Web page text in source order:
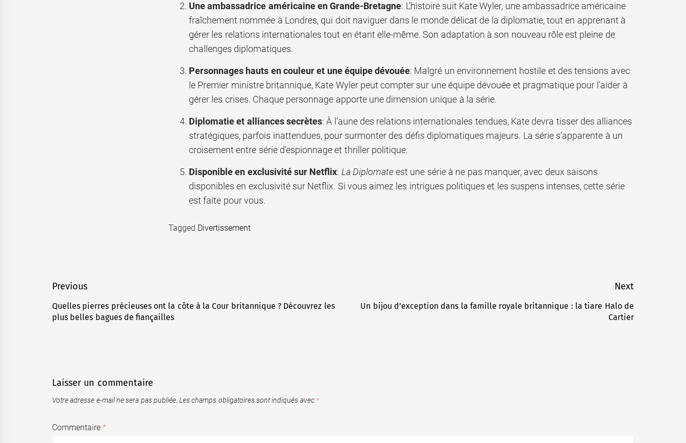
Une ambassadrice américaine en Grande-Bretagne: L’histoire suit Kate Wyler, une ambassadrice américaine
fraîchement nommée à Londres, qui doit naviguer dans le monde délicat de la diplomatie, tout en apprenant à
gérer les relations internationales tout en étant elle-même. Son adaptation à son nouveau rôle est pleine de
challenges diplomatiques.
Personnages hauts en couleur et une équipe dévouée: Malgré un environnement hostile et des tensions avec
le Premier ministre britannique, Kate Wyler peut compter sur une équipe dévouée et pragmatique pour l’aider à
gérer les crises. Chaque personnage apporte une dimension unique à la série.
Diplomatie et alliances secrètes: À l’aune des relations internationales tendues, Kate devra tisser des alliances
stratégiques, parfois inattendues, pour surmonter des défis diplomatiques majeurs. La série s’apparente à un
croisement entre série d’espionnage et thriller politique.
Disponible en exclusivité sur Netflix: La Diplomateest une série à ne pas manquer, avec deux saisons
disponibles en exclusivité sur Netflix. Si vous aimez les intrigues politiques et les suspens intenses, cette série
est faite pour vous.
Tagged Divertissement
Navigation
de
l’article
Previous
Previous
post:
Quelles pierres précieuses ont la côte à la Cour britannique ? Découvrez les
plus belles bagues de fiançailles
Next
post:
Un bijou d’exception dans la famille royale britannique : la tiare Halo de
Cartier
Laisser un commentaire
Votre adresse e-mail ne sera pas publiée. Les champs obligatoires sont indiqués avec *
Commentaire*